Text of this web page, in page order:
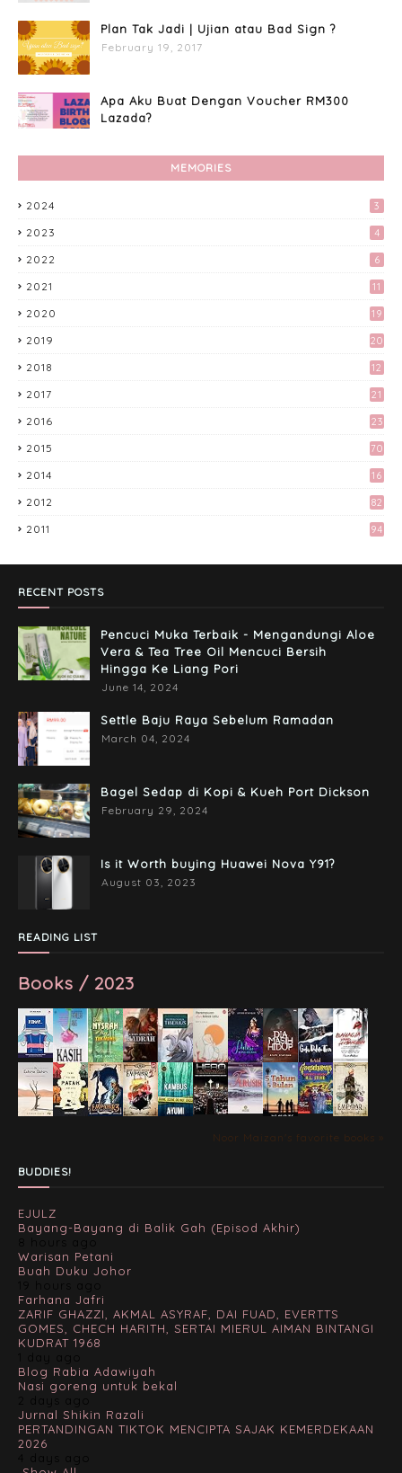
Plan Tak Jadi | Ujian atau Bad Sign ?
February 19, 2017
Apa Aku Buat Dengan Voucher RM300
Lazada?
Custome Organizer Wallpaper
March 24, 2017
MEMORIES
2024 3
2023 4
2022 6
2021 11
2020 19
2019 20
2018
12
2017
21
2016
23
2015 70
2014 16
2012 82
2011 94
RECENT POSTS
Pencuci Muka Terbaik - Mengandungi Aloe
Vera & Tea Tree Oil Mencuci Bersih
Hingga Ke Liang Pori
June 14, 2024
Settle Baju Raya Sebelum Ramadan
March 04, 2024
Bagel Sedap di Kopi & Kueh Port Dickson
February 29, 2024
Is it Worth buying Huawei Nova Y91?
August 03, 2023
READING LIST
Books / 2023
Noor Maizan's favorite books »
BUDDIES!
EJULZ
Bayang-Bayang di Balik Gah (Episod Akhir)
Warisan Petani
Buah Duku Johor
Farhana Jafri
ZARIF GHAZZI, AKMAL ASYRAF, DAI FUAD, EVERTTS
GOMES, CHECH HARITH, SERTAI MIERUL AIMAN BINTANGI
KUDRAT 1968
Blog Rabia Adawiyah
Nasi goreng untuk bekal
Jurnal Shikin Razali
PERTANDINGAN TIKTOK MENCIPTA SAJAK KEMERDEKAAN
2026